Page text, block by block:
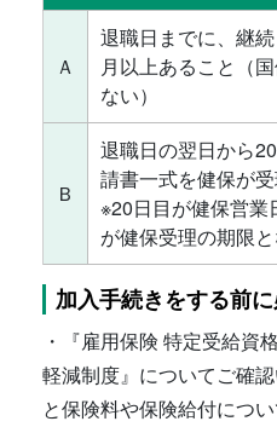
Ａ
退職日までに、継
月以上あること（
ない）
Ｂ
退職日の翌日から
請書一式を健保が
※20日目が健保営業
が健保受理の期限と
加入手続きをする前
・『雇用保険 特定受給資
軽減制度』についてご確
と保険料や保険給付につ